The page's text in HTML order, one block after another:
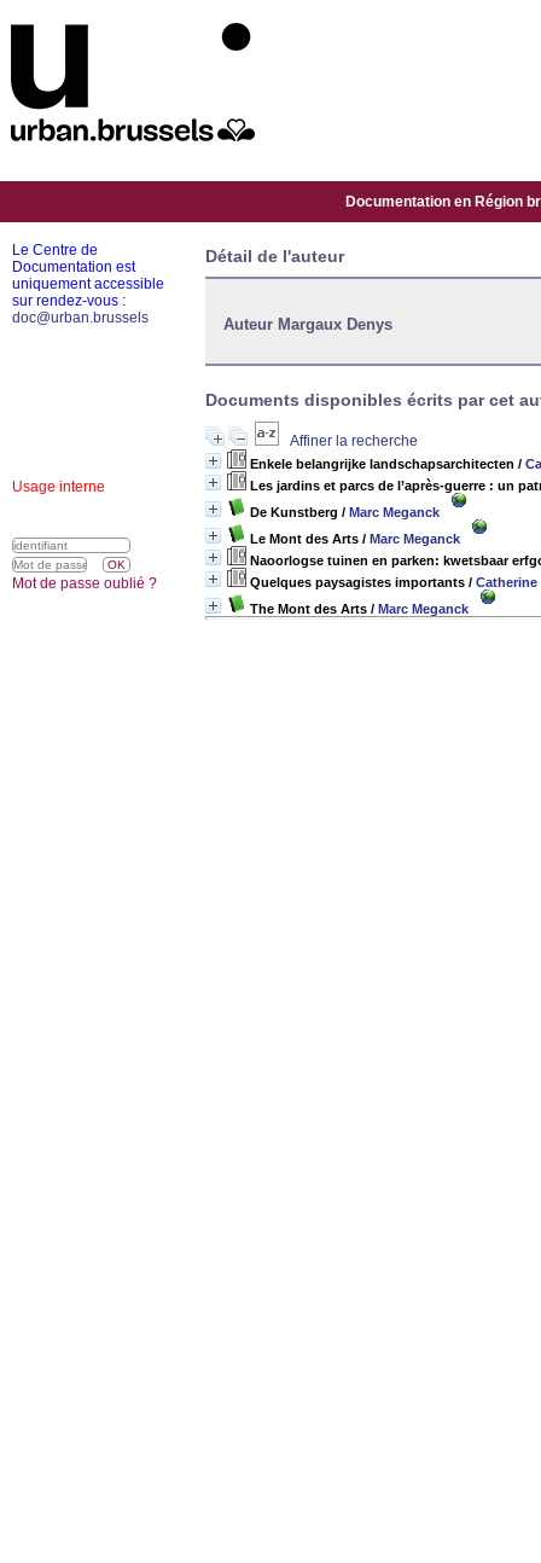
Documentation en Région
Détail de l'auteur
Auteur Margaux Denys
Documents disponibles écrits par cet
Affiner la recherche
Enkele belangrijke landschapsarchitecten /
Les jardins et parcs de l’après-guerre : un
De Kunstberg / Marc Meganck
Le Mont des Arts / Marc Meganck
Naoorlogse tuinen en parken: kwetsbaar
Quelques paysagistes importants / Catherine
The Mont des Arts / Marc Meganck
Le Centre de
Documentation est
uniquement accessible
sur rendez-vous :
doc@urban.brussels
Usage interne
Mot de passe oublié ?